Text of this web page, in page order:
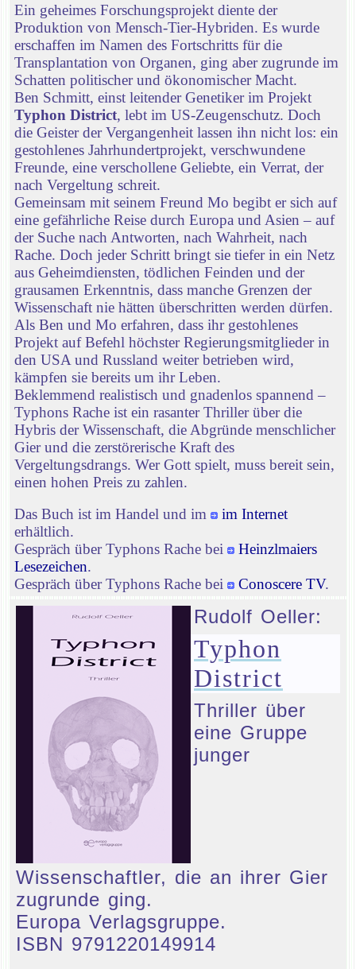
Ein geheimes Forschungsprojekt diente der
Produktion von Mensch-Tier-Hybriden. Es wurde
erschaffen im Namen des Fortschritts für die
Transplantation von Organen, ging aber zugrunde im
Schatten politischer und ökonomischer Macht.
Ben Schmitt, einst leitender Genetiker im Projekt
Typhon District, lebt im US-Zeugenschutz. Doch
die Geister der Vergangenheit lassen ihn nicht los: ein
gestohlenes Jahrhundertprojekt, verschwundene
Freunde, eine verschollene Geliebte, ein Verrat, der
nach Vergeltung schreit.
Gemeinsam mit seinem Freund Mo begibt er sich auf
eine gefährliche Reise durch Europa und Asien – auf
der Suche nach Antworten, nach Wahrheit, nach
Rache. Doch jeder Schritt bringt sie tiefer in ein Netz
aus Geheimdiensten, tödlichen Feinden und der
grausamen Erkenntnis, dass manche Grenzen der
Wissenschaft nie hätten überschritten werden dürfen.
Als Ben und Mo erfahren, dass ihr gestohlenes
Projekt auf Befehl höchster Regierungsmitglieder in
den USA und Russland weiter betrieben wird,
kämpfen sie bereits um ihr Leben.
Beklemmend realistisch und gnadenlos spannend –
Typhons Rache ist ein rasanter Thriller über die
Hybris der Wissenschaft, die Abgründe menschlicher
Gier und die zerstörerische Kraft des
Vergeltungsdrangs. Wer Gott spielt, muss bereit sein,
einen hohen Preis zu zahlen.
Das Buch ist im Handel und im
im Internet
erhältlich.
Gespräch über Typhons Rache bei
Heinzlmaiers
Lesezeichen.
Gespräch über Typhons Rache bei
Conoscere TV.
Rudolf Oeller:
Typhon
District
Thriller über
eine Gruppe
junger
Wissenschaftler, die an ihrer Gier
zugrunde ging.
Europa Verlagsgruppe.
ISBN 9791220149914